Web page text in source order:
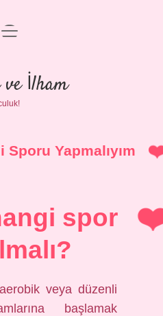
Politikası
Uyarı
menüyü
İlham
Sporu Yapmalıyım
spor
veya düzenli
başlamak